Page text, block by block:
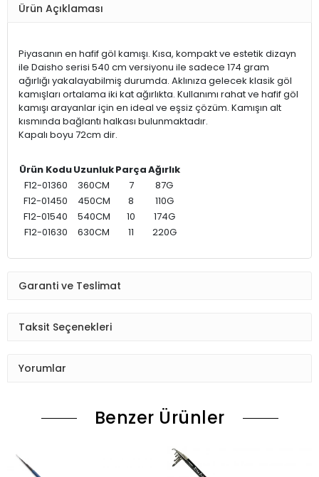
Ürün Açıklaması
Piyasanın en hafif göl kamışı. Kısa, kompakt ve estetik dizayn
ile Daisho serisi 540 cm versiyonu ile sadece 174 gram
ağırlığı yakalayabilmiş durumda. Aklınıza gelecek klasik göl
kamışları ortalama iki kat ağırlıkta. Kullanımı rahat ve hafif göl
kamışı arayanlar için en ideal ve eşsiz çözüm. Kamışın alt
kısmında bağlantı halkası bulunmaktadır.
Kapalı boyu 72cm dir.
Ürün KoduUzunlukParçaAğırlık
F12-01360
360CM 7
87G
F12-01450
450CM 8
110G
F12-01540
540CM 10
174G
F12-01630
630CM 11 220G
Garanti ve Teslimat
Taksit Seçenekleri
Yorumlar
Benzer Ürünler